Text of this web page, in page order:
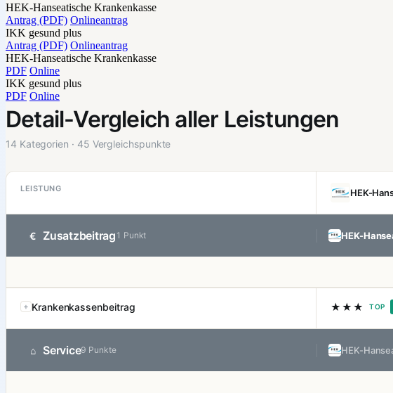
HEK-Hanseatische Krankenkasse
Antrag (PDF) Onlineantrag
IKK gesund plus
Antrag (PDF) Onlineantrag
HEK-Hanseatische Krankenkasse
PDF Online
IKK gesund plus
PDF Online
Detail-Vergleich aller Leistungen
14 Kategorien · 45 Vergleichspunkte
LEISTUNG HEK-
€ Zusatzbeitrag 1 Punkt HEK-
Krankenkassenbeitrag ★★★ TOP
⌂ Service9 Punkte HEK-